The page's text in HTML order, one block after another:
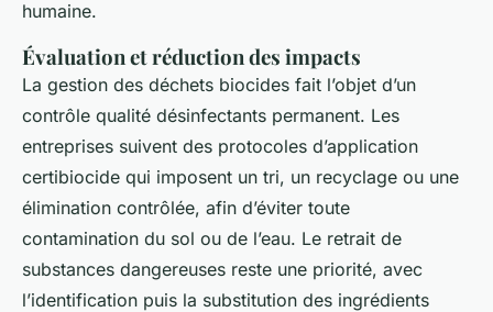
humaine.
Évaluation et réduction des impacts
La gestion des déchets biocides fait l’objet d’un
contrôle qualité désinfectants permanent. Les
entreprises suivent des protocoles d’application
certibiocide qui imposent un tri, un recyclage ou une
élimination contrôlée, afin d’éviter toute
contamination du sol ou de l’eau. Le retrait de
substances dangereuses reste une priorité, avec
l’identification puis la substitution des ingrédients